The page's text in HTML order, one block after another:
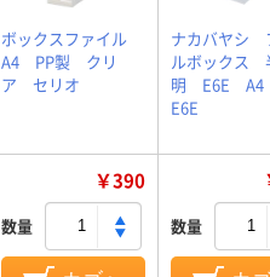
ボックスファイル
A4 PP製 クリ
ア セリオ
ナカバヤシ
ルボックス
明 E6E
E6E
￥390
数量 数量